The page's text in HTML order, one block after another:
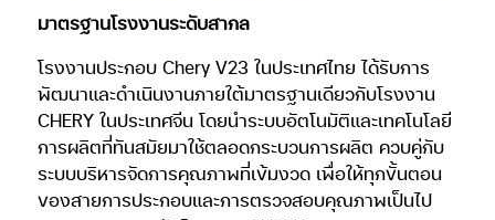
มาตรฐานโรงงานระดับสากล
โรงงานประกอบ Chery V23 ในประเทศไทย ได้รับการ
พัฒนาและดำเนินงานภายใต้มาตรฐานเดียวกับโรงงาน
CHERY ในประเทศจีน โดยนำระบบอัตโนมัติและเทคโนโลยี
การผลิตที่ทันสมัยมาใช้ตลอดกระบวนการผลิต ควบคู่กับ
ระบบบริหารจัดการคุณภาพที่เข้มงวด เพื่อให้ทุกขั้นตอน
ของสายการประกอบและการตรวจสอบคุณภาพเป็นไป